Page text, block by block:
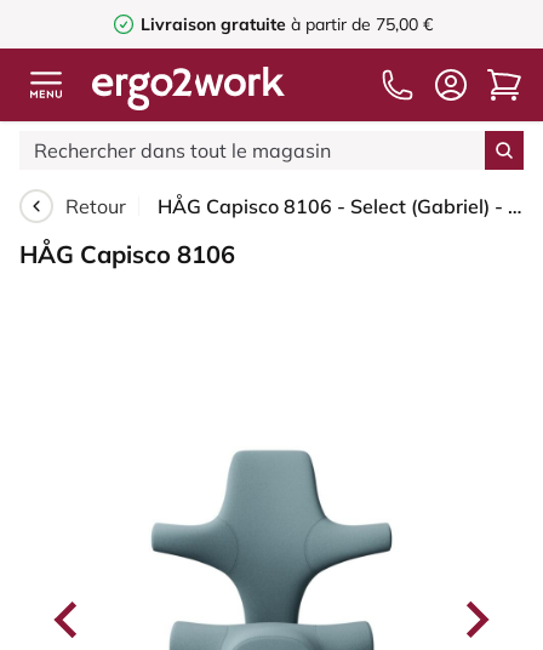
Livraison gratuite à partir de 75,00 €
Retour HÅG Capisco 8106 - Select (Gabriel) - Laine / Polyamide - SC67098 - Glacier blue - Moss Grey - 200 mm (hauteur d’assise 46–64 cm) - Roues dures pour sols souples
HÅG Capisco 8106